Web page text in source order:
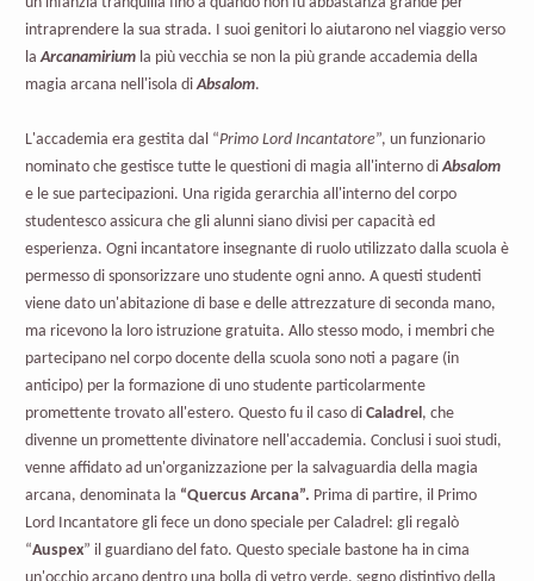
intraprendere la sua strada. I suoi genitori lo aiutarono nel viaggio verso
laArcanamirium la più vecchia se non la più grande accademia della
magia arcana nell'isola diAbsalom.
L'accademia era gestita dal “Primo Lord Incantatore”, un funzionario
nominato che gestisce tutte le questioni di magia all'interno diAbsalom
e le sue partecipazioni. Una rigida gerarchia all'interno del corpo
studentesco assicura che gli alunni siano divisi per capacità ed
esperienza. Ogni incantatore insegnante di ruolo utilizzato dalla scuola è
permesso di sponsorizzare uno studente ogni anno. A questi studenti
viene dato un'abitazione di base e delle attrezzature di seconda mano,
ma ricevono la loro istruzione gratuita. Allo stesso modo, i membri che
partecipano nel corpo docente della scuola sono noti a pagare (in
anticipo) per la formazione di uno studente particolarmente
promettente trovato all'estero. Questo fu il caso di Caladrel , che
divenne un promettente divinatore nell'accademia. Conclusi i suoi studi,
venne affidato ad un'organizzazione per la salvaguardia della magia
arcana, denominata la “Quercus Arcana”. Prima di partire, il Primo
Lord Incantatore gli fece un dono speciale per Caladrel: gli regalò
“Auspex” il guardiano del fato. Questo speciale bastone ha in cima